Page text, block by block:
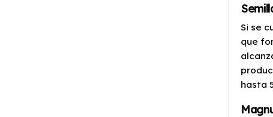
Si se
que
hasta